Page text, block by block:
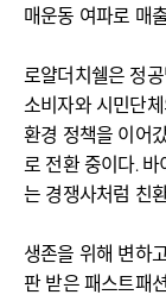
매운동 여파로 매
로얄더치쉘은 정
소비자와 시민단
환경 정책을 이어
로 전환 중이다.
는 경쟁사처럼 친
생존을 위해 변하
판 받은 패스트패